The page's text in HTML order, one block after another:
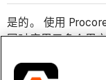
是的。 使用
同时应用于多个用
到用户的权限模板
添加）的用户更新